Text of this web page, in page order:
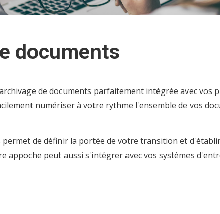
documents
de documents parfaitement intégrée avec vos
numériser à votre rythme l'ensemble de vos
de définir la portée de votre transition et
appoche peut aussi s'intégrer avec vos systèmes